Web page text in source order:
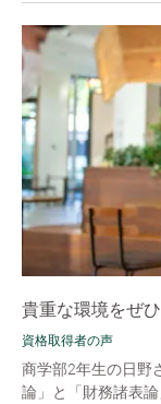
貴重な環境をぜ
資格取得者の声
商学部2年生の日野
論」と「財務諸表